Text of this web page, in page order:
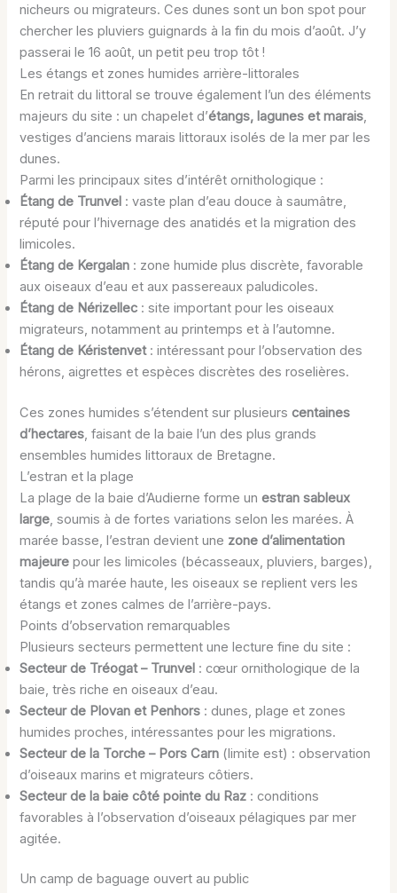
nicheurs ou migrateurs. Ces dunes sont un bon spot pour
chercher les pluviers guignards à la fin du mois d’août. J’y
passerai le 16 août, un petit peu trop tôt !
Les étangs et zones humides arrière-littorales
En retrait du littoral se trouve également l’un des éléments
majeurs du site : un chapelet d’étangs, lagunes et marais,
vestiges d’anciens marais littoraux isolés de la mer par les
dunes.
Parmi les principaux sites d’intérêt ornithologique :
Étang de Trunvel : vaste plan d’eau douce à saumâtre,
réputé pour l’hivernage des anatidés et la migration des
limicoles.
Étang de Kergalan : zone humide plus discrète, favorable
aux oiseaux d’eau et aux passereaux paludicoles.
Étang de Nérizellec : site important pour les oiseaux
migrateurs, notamment au printemps et à l’automne.
Étang de Kéristenvet: intéressant pour l’observation des
hérons, aigrettes et espèces discrètes des roselières.
Ces zones humides s’étendent sur plusieurscentaines
d’hectares , faisant de la baie l’un des plus grands
ensembles humides littoraux de Bretagne.
L’estran et la plage
La plage de la baie d’Audierne forme unestran sableux
large , soumis à de fortes variations selon les marées. À
marée basse, l’estran devient une zone d’alimentation
majeure pour les limicoles (bécasseaux, pluviers, barges),
tandis qu’à marée haute, les oiseaux se replient vers les
étangs et zones calmes de l’arrière-pays.
Points d’observation remarquables
Plusieurs secteurs permettent une lecture fine du site :
Secteur de Tréogat – Trunvel : cœur ornithologique de la
baie, très riche en oiseaux d’eau.
Secteur de Plovan et Penhors : dunes, plage et zones
humides proches, intéressantes pour les migrations.
Secteur de la Torche – Pors Carn (limite est) : observation
d’oiseaux marins et migrateurs côtiers.
Secteur de la baie côté pointe du Raz : conditions
favorables à l’observation d’oiseaux pélagiques par mer
agitée.
Un camp de baguage ouvert au public